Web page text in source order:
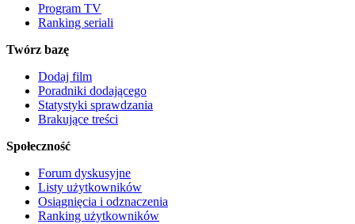
Program TV
Ranking seriali
Twórz bazę
Dodaj film
Poradniki dodającego
Statystyki sprawdzania
Brakujące treści
Społeczność
Forum dyskusyjne
Listy użytkowników
Osiągnięcia i odznaczenia
Ranking użytkowników